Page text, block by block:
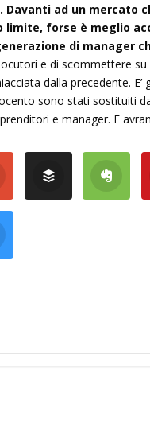
ad un mercato
limite, forse è meglio
di manager
e di scommettere
dalla precedente. E’
sono stati sostituiti
e manager. E